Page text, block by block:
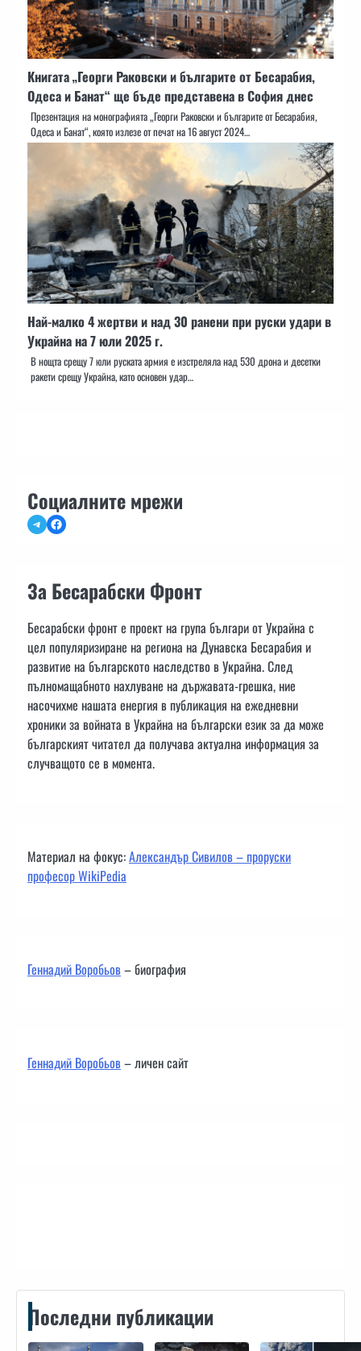
Книгата „Георги Раковски и българите от Бесарабия,
Одеса и Банат“ ще бъде представена в София днес
Презентация на монографията „Георги Раковски и българите от Бесарабия,
Одеса и Банат“, която излезе от печат на 16 август 2024…
Най-малко 4 жертви и над 30 ранени при руски удари в
Украйна на 7 юли 2025 г.
В нощта срещу 7 юли руската армия е изстреляла над 530 дрона и десетки
ракети срещу Украйна, като основен удар…
Социалните мрежи
TelegramFacebook
За Бесарабски Фронт
Бесарабски фронт е проект на група българи от Украйна с
цел популяризиране на региона на Дунавска Бесарабия и
развитие на българското наследство в Украйна. След
пълномащабното нахлуване на държавата-грешка, ние
насочихме нашата енергия в публикация на ежедневни
хроники за войната в Украйна на български език за да може
българският читател да получава актуална информация за
случващото се в момента.
Материал на фокус:Александър Сивилов – проруски
професор WikiPedia
Геннадий Воробьов– биография
Геннадий Воробьов– личен сайт
Последни публикации